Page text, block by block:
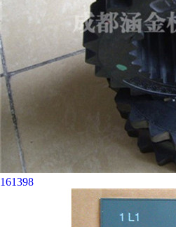
161398